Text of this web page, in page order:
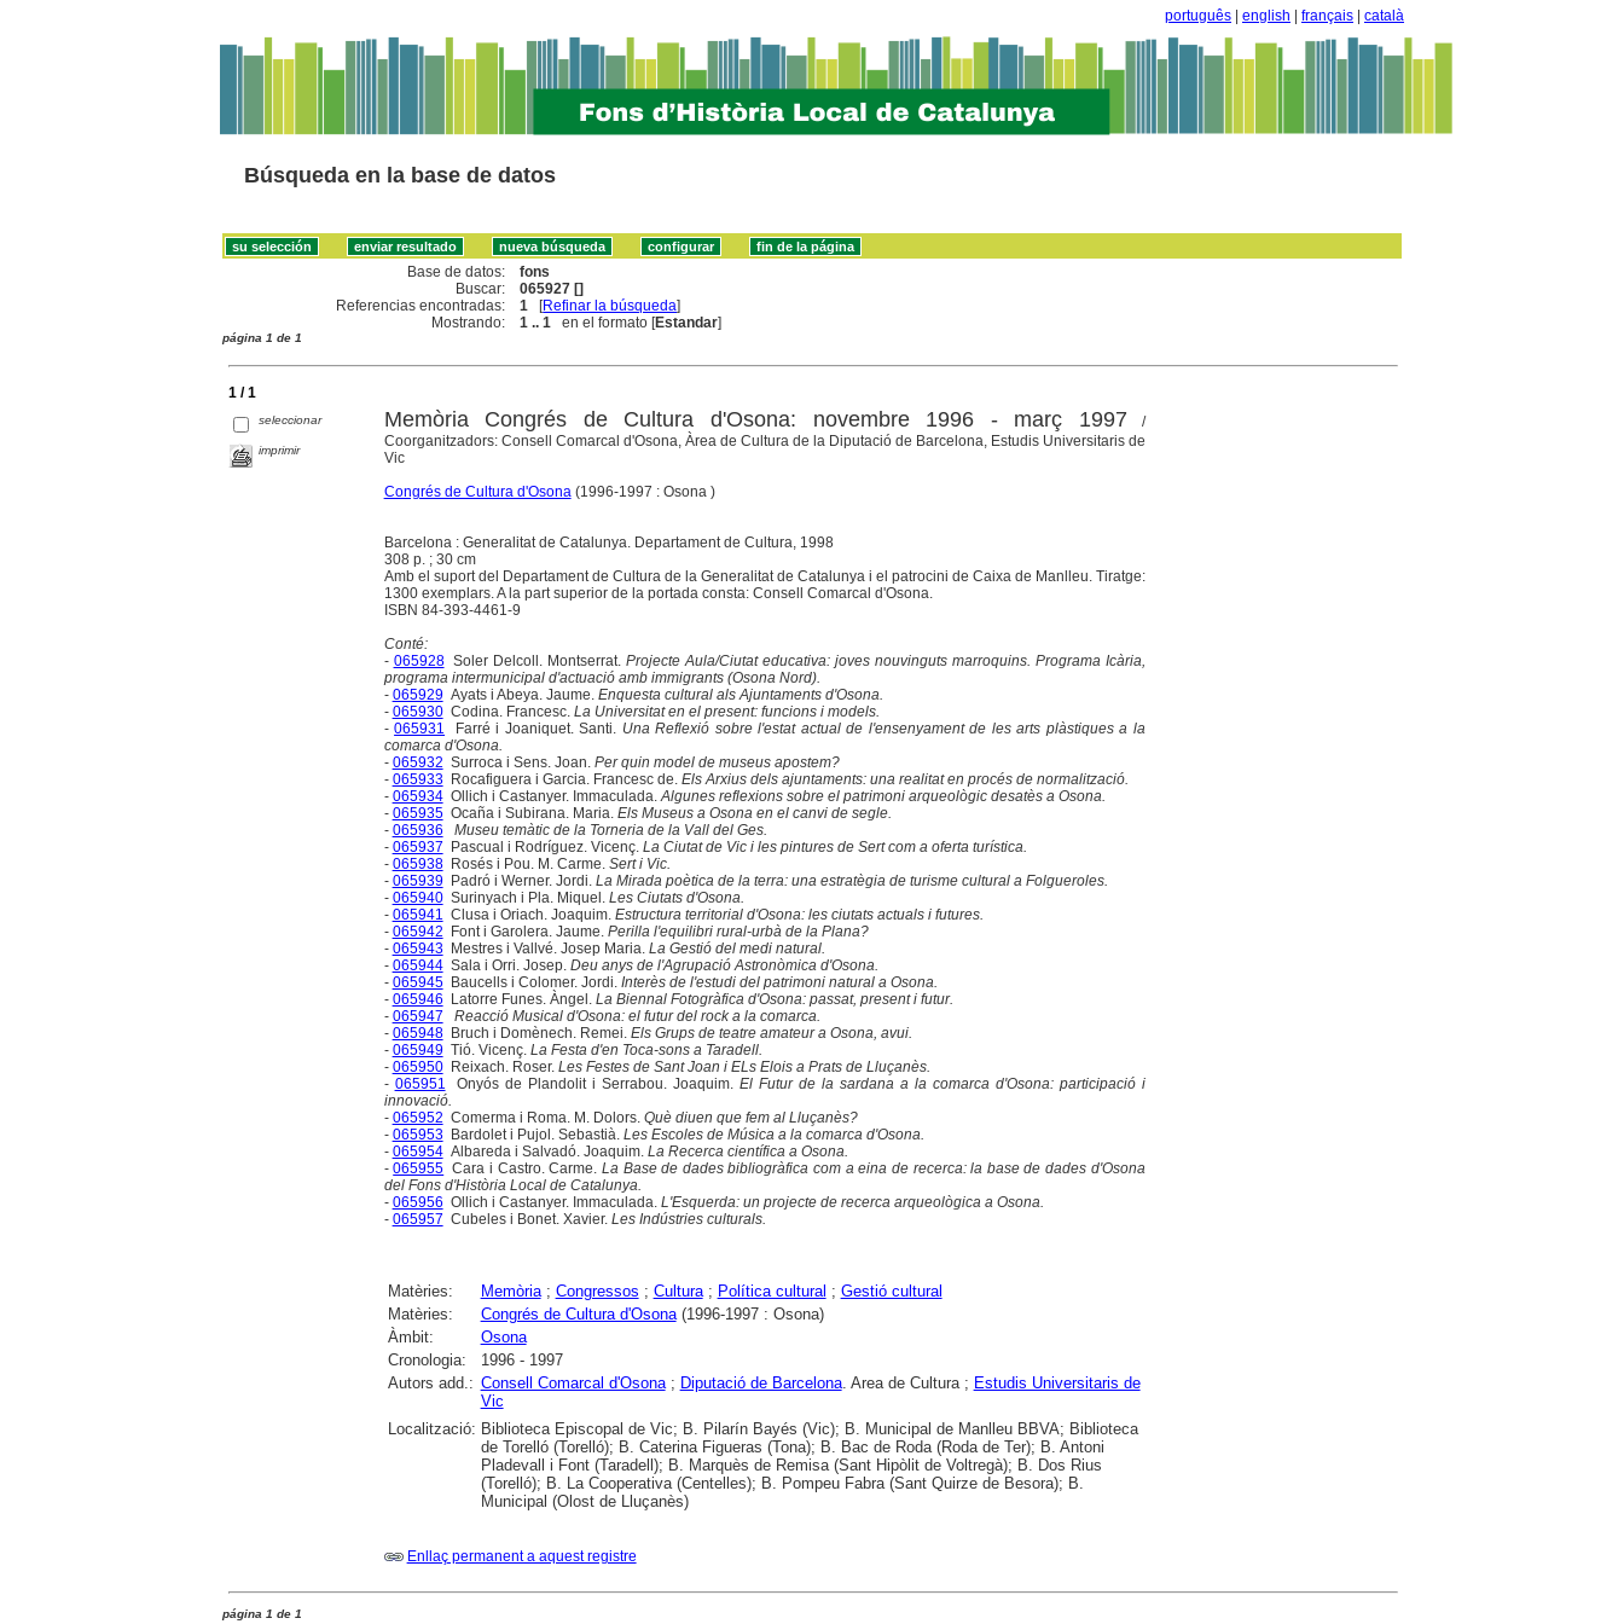
português english français català
Búsqueda en la base de datos
Base de datos:
fons
Buscar:
065927 []
Referencias encontradas:
1 [Refinar la búsqueda]
Mostrando:
1 .. 1 en el formato [Estandar]
página 1 de 1
1 / 1
seleccionar
imprimir
Memòria Congrés de Cultura d'Osona: novembre 1996 - març 1997 /
Coorganitzadors: Consell Comarcal d'Osona, Àrea de Cultura de la Diputació de Barcelona, Estudis Universitaris de
Vic
Congrés de Cultura d'Osona(1996-1997 : Osona )
Barcelona : Generalitat de Catalunya. Departament de Cultura, 1998
308 p. ; 30 cm
Amb el suport del Departament de Cultura de la Generalitat de Catalunya i el patrocini de Caixa de Manlleu. Tiratge:
1300 exemplars. A la part superior de la portada consta: Consell Comarcal d'Osona.
ISBN 84-393-4461-9
Conté:
- 065928Soler Delcoll. Montserrat.Projecte Aula/Ciutat educativa: joves nouvinguts marroquins. Programa Icària,
programa intermunicipal d'actuació amb immigrants (Osona Nord).
- 065929Ayats i Abeya. Jaume. Enquesta cultural als Ajuntaments d'Osona.
- 065930Codina. Francesc. La Universitat en el present: funcions i models.
-065931 Farré i Joaniquet. Santi. Una Reflexió sobre l'estat actual de l'ensenyament de les arts plàstiques a la
comarca d'Osona.
- 065932 Surroca i Sens. Joan. Per quin model de museus apostem?
- 065933Rocafiguera i Garcia. Francesc de. Els Arxius dels ajuntaments: una realitat en procés de normalització.
- 065934Ollich i Castanyer. Immaculada.Algunes reflexions sobre el patrimoni arqueològic desatès a Osona.
- 065935Ocaña i Subirana. Maria. Els Museus a Osona en el canvi de segle.
- 065936
Museu temàtic de la Torneria de la Vall del Ges.
- 065937 Pascual i Rodríguez. Vicenç. La Ciutat de Vic i les pintures de Sert com a oferta turística.
- 065938Rosés i Pou. M. Carme. Sert i Vic.
- 065939Padró i Werner. Jordi. La Mirada poètica de la terra: una estratègia de turisme cultural a Folgueroles.
- 065940Surinyach i Pla. Miquel. Les Ciutats d'Osona.
- 065941 Clusa i Oriach. Joaquim. Estructura territorial d'Osona: les ciutats actuals i futures.
- 065942 Font i Garolera. Jaume. Perilla l'equilibri rural-urbà de la Plana?
- 065943Mestres i Vallvé. Josep Maria. La Gestió del medi natural.
- 065944Sala i Orri. Josep. Deu anys de l'Agrupació Astronòmica d'Osona.
- 065945Baucells i Colomer. Jordi. Interès de l'estudi del patrimoni natural a Osona.
- 065946 Latorre Funes. Àngel. La Biennal Fotogràfica d'Osona: passat, present i futur.
- 065947
Reacció Musical d'Osona: el futur del rock a la comarca.
- 065948Bruch i Domènech. Remei. Els Grups de teatre amateur a Osona, avui.
- 065949Tió. Vicenç. La Festa d'en Toca-sons a Taradell.
- 065950Reixach. Roser. Les Festes de Sant Joan i ELs Elois a Prats de Lluçanès.
- 065951 Onyós de Plandolit i Serrabou. Joaquim.El Futur de la sardana a la comarca d'Osona: participació i
innovació.
- 065952 Comerma i Roma. M. Dolors. Què diuen que fem al Lluçanès?
- 065953Bardolet i Pujol. Sebastià. Les Escoles de Música a la comarca d'Osona.
- 065954Albareda i Salvadó. Joaquim. La Recerca científica a Osona.
-065955 Cara i Castro. Carme. La Base de dades bibliogràfica com a eina de recerca: la base de dades d'Osona
del Fons d'Història Local de Catalunya.
- 065956 Ollich i Castanyer. Immaculada. L'Esquerda: un projecte de recerca arqueològica a Osona.
- 065957 Cubeles i Bonet. Xavier. Les Indústries culturals.
Matèries: Memòria; Congressos ; Cultura; Política cultural ; Gestió cultural
Matèries:
Congrés de Cultura d'Osona(1996-1997 : Osona)
Àmbit:
Osona
Cronologia:
1996 - 1997
Autors add.: Consell Comarcal d'Osona; Diputació de Barcelona. Area de Cultura ; Estudis Universitaris de
Vic
Localització: Biblioteca Episcopal de Vic; B. Pilarín Bayés (Vic); B. Municipal de Manlleu BBVA; Biblioteca
de Torelló (Torelló); B. Caterina Figueras (Tona); B. Bac de Roda (Roda de Ter); B. Antoni
Pladevall i Font (Taradell); B. Marquès de Remisa (Sant Hipòlit de Voltregà); B. Dos Rius
(Torelló); B. La Cooperativa (Centelles); B. Pompeu Fabra (Sant Quirze de Besora); B.
Municipal (Olost de Lluçanès)
Enllaç permanent a aquest registre
página 1 de 1